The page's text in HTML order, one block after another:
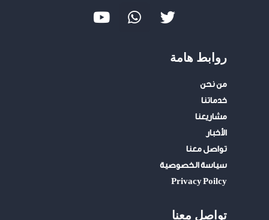
T
w
W
h
Y
o
روابط هامة
من نحن
خدماتنا
مشاريعنا
الأخبار
تواصل معنا
سياسة الخصوصية
Privacy Poilcy
تواصل معنا